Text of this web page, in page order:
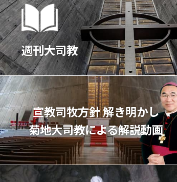
週刊大司教
宣教司牧⽅針 解き明かし
菊地⼤司教による解説動画